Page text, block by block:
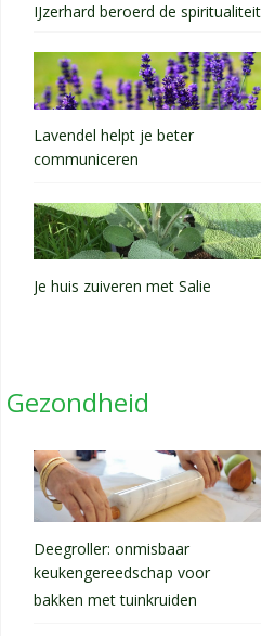
IJzerhard beroerd de spiritualiteit
Lavendel helpt je beter
communiceren
Je huis zuiveren met Salie
Gezondheid
Deegroller: onmisbaar
keukengereedschap voor
bakken met tuinkruiden